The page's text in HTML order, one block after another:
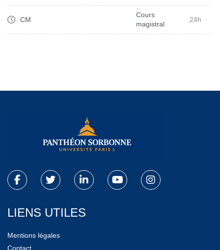
CM
Cours
magistral
24h
LIENS UTILES
Mentions légales
Contact